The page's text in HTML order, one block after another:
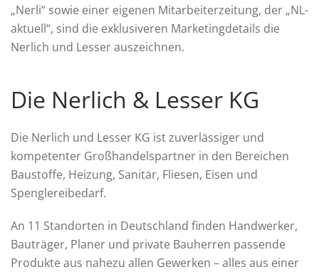
„Nerli“ sowie einer eigenen Mitarbeiterzeitung, der „NL-
aktuell“, sind die exklusiveren Marketingdetails die
Nerlich und Lesser auszeichnen.
Die Nerlich & Lesser KG
Die Nerlich und Lesser KG ist zuverlässiger und
kompetenter Großhandelspartner in den Bereichen
Baustoffe, Heizung, Sanitär, Fliesen, Eisen und
Spenglereibedarf.
An 11 Standorten in Deutschland finden Handwerker,
Bauträger, Planer und private Bauherren passende
Produkte aus nahezu allen Gewerken – alles aus einer